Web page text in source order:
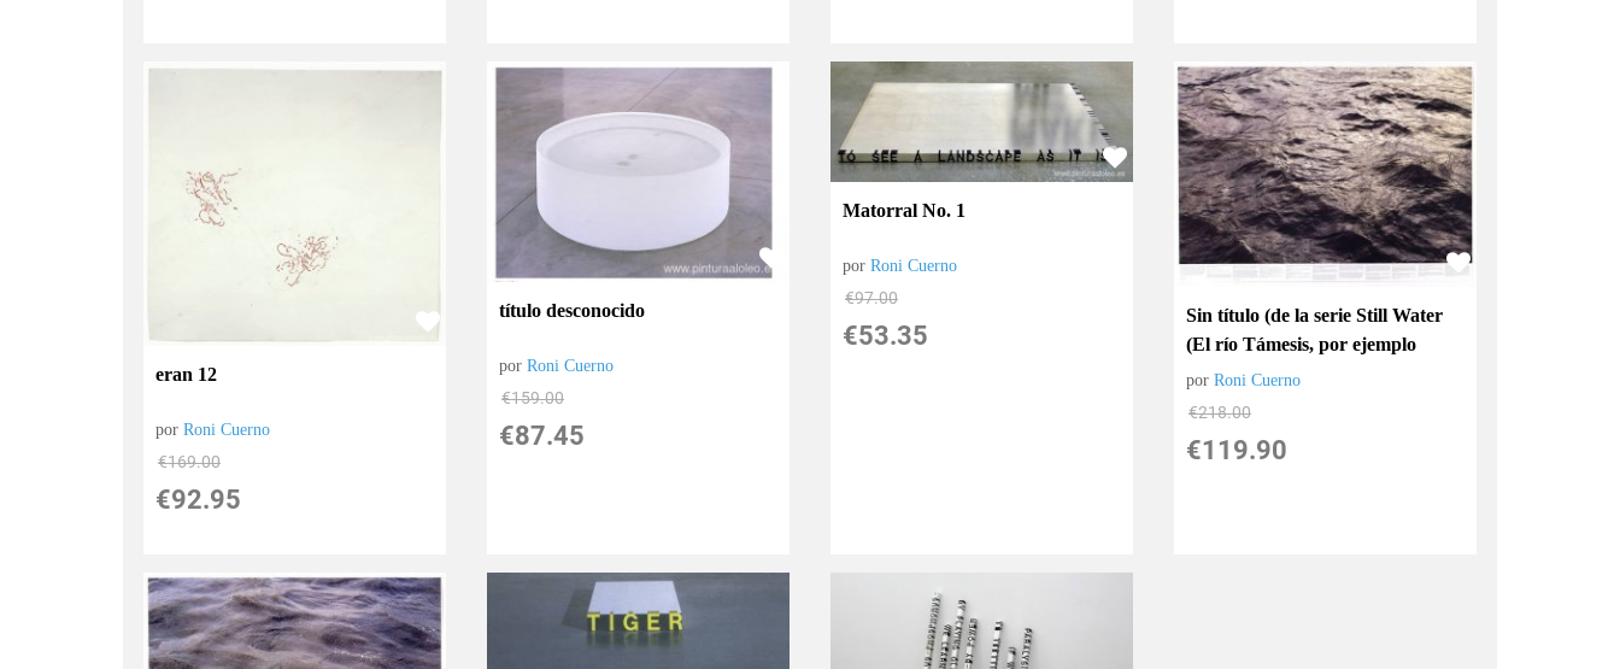
eran 12
porRoni Cuerno
€169.00
€92.95
título desconocido
porRoni Cuerno
€159.00
€87.45
Matorral No. 1
porRoni Cuerno
€97.00
€53.35
Sin título (de la serie Still Water
(El río Támesis, por ejemplo
porRoni Cuerno
€218.00
€119.90